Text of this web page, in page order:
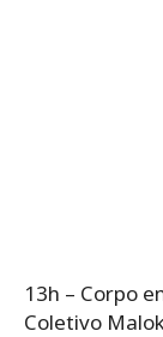
13h – Corpo
Coletivo